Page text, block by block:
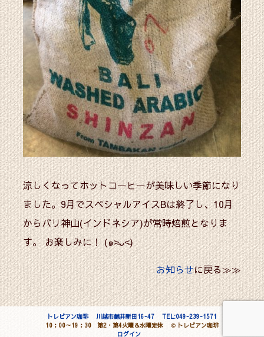
涼しくなってホットコーヒーが美味しい季節になり
ました。9月でスペシャルアイスBは終了し、10月
からバリ神山(インドネシア)が常時焙煎となりま
す。 お楽しみに！ (๑˃̵ᴗ˂̵)
お知らせに戻る≫≫
トレビアン珈琲 川越市鯨井新田16-47
TEL:049-239-1571
10：00～19：30 第2・第4火曜＆水曜定休
© トレビアン珈琲
ログイン